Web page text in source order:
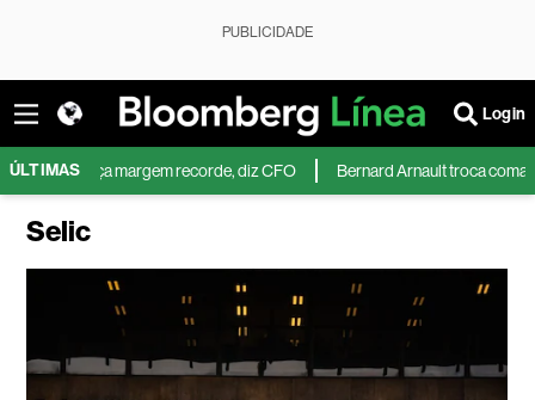
PUBLICIDADE
Login
ÚLTIMASrecorde, diz CFO Bernard Arnault troca comando de holding
Selic